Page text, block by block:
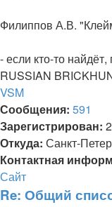
Филиппов А.В.
- если кто-то
RUSSIAN
Вернуться
к
началу
VSM
Сообщения: 591
Зарегистрирован:
Откуда: Санкт-
Контактная
Контактная
информация
Сайт
Re: Общий